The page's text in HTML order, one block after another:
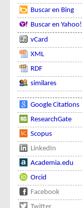
Buscar en Bing
Buscar en Yahoo!
vCard
XML
RDF
similares
Google Citations
ResearchGate
Scopus
LinkedIn
Academia.edu
Orcid
Facebook